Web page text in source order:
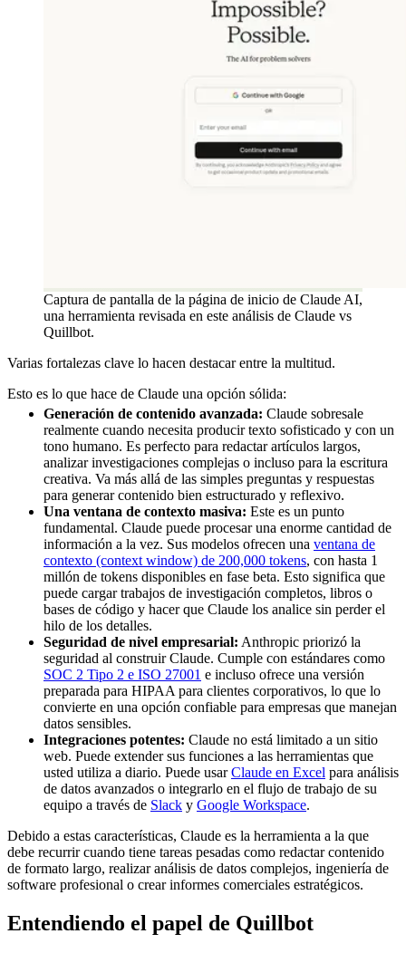
Captura de pantalla de la página de inicio de Claude AI,
una herramienta revisada en este análisis de Claude vs
Quillbot.
Varias fortalezas clave lo hacen destacar entre la multitud.
Esto es lo que hace de Claude una opción sólida:
Generación de contenido avanzada: Claude sobresale
realmente cuando necesita producir texto sofisticado y con un
tono humano. Es perfecto para redactar artículos largos,
analizar investigaciones complejas o incluso para la escritura
creativa. Va más allá de las simples preguntas y respuestas
para generar contenido bien estructurado y reflexivo.
Una ventana de contexto masiva: Este es un punto
fundamental. Claude puede procesar una enorme cantidad de
información a la vez. Sus modelos ofrecen una ventana de
contexto (context window) de 200,000 tokens, con hasta 1
millón de tokens disponibles en fase beta. Esto significa que
puede cargar trabajos de investigación completos, libros o
bases de código y hacer que Claude los analice sin perder el
hilo de los detalles.
Seguridad de nivel empresarial: Anthropic priorizó la
seguridad al construir Claude. Cumple con estándares como
SOC 2 Tipo 2 e ISO 27001 e incluso ofrece una versión
preparada para HIPAA para clientes corporativos, lo que lo
convierte en una opción confiable para empresas que manejan
datos sensibles.
Integraciones potentes: Claude no está limitado a un sitio
web. Puede extender sus funciones a las herramientas que
usted utiliza a diario. Puede usarClaude en Excel para análisis
de datos avanzados o integrarlo en el flujo de trabajo de su
equipo a través de Slack y Google Workspace.
Debido a estas características, Claude es la herramienta a la que
debe recurrir cuando tiene tareas pesadas como redactar contenido
de formato largo, realizar análisis de datos complejos, ingeniería de
software profesional o crear informes comerciales estratégicos.
Entendiendo el papel de Quillbot